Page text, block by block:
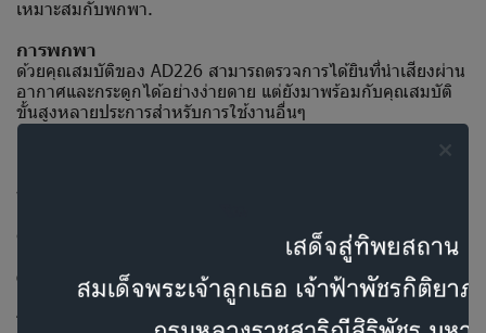
เหมาะสมกับพกพา.
การพกพา
ด้วยคุณสมบัติของ AD226 สามารถตรวจการได้ยินที่นำเสียงผ่าน
อากาศและกระดูกได้อย่างง่ายดาย แต่ยังมาพร้อมกับคุณสมบัติ
ขั้นสูงหลายประการสำหรับการใช้งานอื่นๆ
พกพาสะดวกและยังเหมาะสำหรับพื้นที่ที่มีจำกัดอีกด้วย
คุณสมบัติ
การออกแบบเครื่อง AD226 มาพร้อมกับหน้าจอสีชนิด Crytal
clear ความละเอียดสูงขนาด 4.3 นิ้ว ที่ทำให้เห็นและอ่านกราฟ
ผลตรวจการได้ยินชัดเจน ปุ่มที่หน้าจอออกแบบมาเพื่อใช้งานได้
รวดเร็วโดยไม่เสียประสิทธิภาพการทำงาน